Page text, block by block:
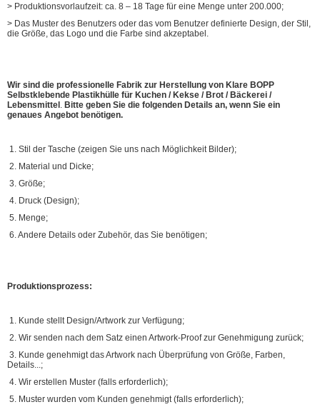
> Produktionsvorlaufzeit: ca. 8 – 18 Tage für eine Menge unter 200.000;
> Das Muster des Benutzers oder das vom Benutzer definierte Design, der Stil,
die Größe, das Logo und die Farbe sind akzeptabel.
Wir sind die professionelle Fabrik zur Herstellung von Klare BOPP
Selbstklebende Plastikhülle für Kuchen / Kekse / Brot / Bäckerei /
Lebensmittel. Bitte geben Sie die folgenden Details an, wenn Sie ein
genaues Angebot benötigen.
1. Stil der Tasche (zeigen Sie uns nach Möglichkeit Bilder);
2. Material und Dicke;
3. Größe;
4. Druck (Design);
5. Menge;
6. Andere Details oder Zubehör, das Sie benötigen;
Produktionsprozess:
1. Kunde stellt Design/Artwork zur Verfügung;
2. Wir senden nach dem Satz einen Artwork-Proof zur Genehmigung zurück;
3. Kunde genehmigt das Artwork nach Überprüfung von Größe, Farben,
Details...;
4. Wir erstellen Muster (falls erforderlich);
5. Muster wurden vom Kunden genehmigt (falls erforderlich);